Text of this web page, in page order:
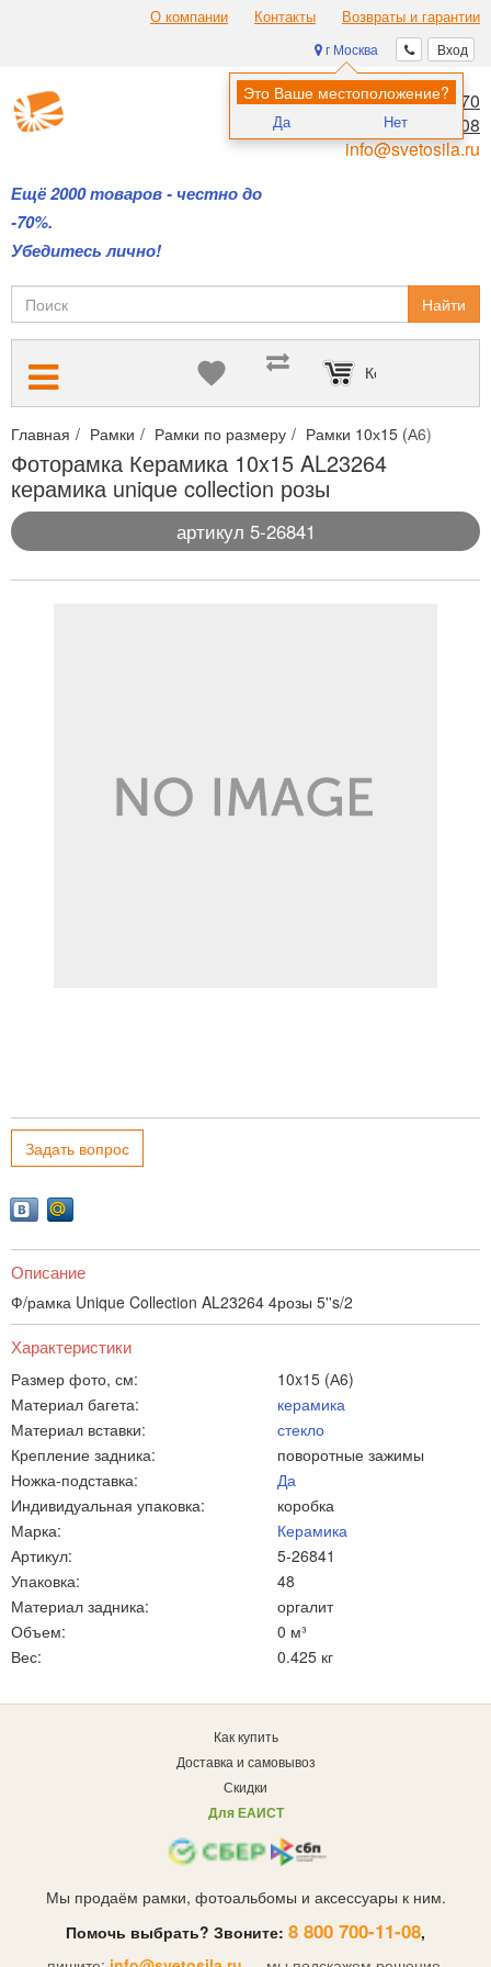
О компании Контакты Возвраты и гарантии
Вход
г Москва
Это Ваше местоположение?
Да Нет
Ещё 2000 товаров - честно до
-70%.
Убедитесь лично!
8 (495) 970-00-70
8 (800) 700-11-08
info@svetosila.ru
Найти
Корзина пуста
Главная Рамки Рамки по размеру Рамки 10х15 (А6)
Фоторамка Керамика 10x15 AL23264
керамика unique collection розы
артикул 5-26841
Задать вопрос
Описание
Ф/рамка Unique Collection AL23264 4розы 5''s/2
Характеристики
Размер фото, см:
10x15 (А6)
Материал багета:
керамика
Материал вставки:
стекло
Крепление задника:
поворотные зажимы
Ножка-подставка:
Да
Индивидуальная упаковка:
коробка
Марка:
Керамика
Артикул:
5-26841
Упаковка:
48
Материал задника:
оргалит
Объем:
0 м³
Вес:
0.425 кг
Как купить
Доставка и самовывоз
Скидки
Для ЕАИСТ
Мы продаём рамки, фотоальбомы и аксессуары к ним.
Помочь выбрать? Звоните: 8 800 700-11-08,